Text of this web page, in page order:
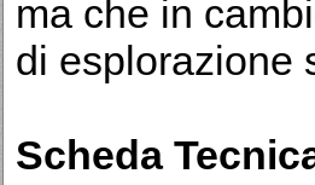
ma che in
di esplorazione
Scheda